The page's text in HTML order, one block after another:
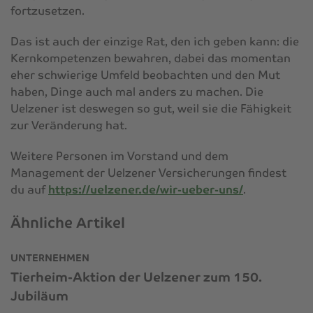
Ähnliche Artikel
UNTERNEHMEN
Tierheim-Aktion der Uelzener zum 150.
Jubiläum
fortzusetzen.
Das ist auch der einzige Rat, den ich geben kann: die
Kernkompetenzen bewahren, dabei das momentan
eher schwierige Umfeld beobachten und den Mut
haben, Dinge auch mal anders zu machen. Die
Uelzener ist deswegen so gut, weil sie die Fähigkeit
zur Veränderung hat.
Weitere Personen im Vorstand und dem
Management der Uelzener Versicherungen findest
du aufhttps://uelzener.de/wir-ueber-uns/.